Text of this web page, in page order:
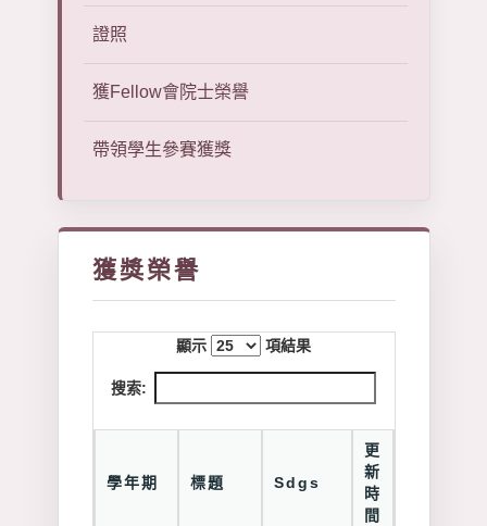
證照
獲Fellow會院士榮譽
帶領學生參賽獲獎
獲獎榮譽
顯示 項結果
搜索:
學年期 標題 Sdgs
更
新
時
間